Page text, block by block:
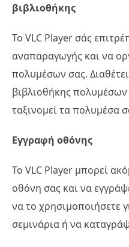
βιβλιοθήκης
Το VLC Player σάς
αναπαραγωγής και να
πολυμέσων σας.
βιβλιοθήκης
ταξινομεί τα πολυμέσα
Εγγραφή οθόνης
Το VLC Player μπορεί
οθόνη σας και να
να το χρησιμοποιήσετε
σεμινάρια ή να